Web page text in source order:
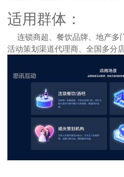
适用群体：
连锁商超、餐饮品牌、地产多
活动策划渠道代理商、全国多分店